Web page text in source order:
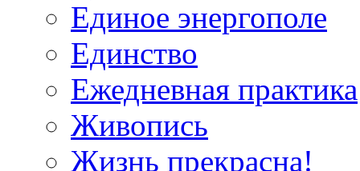
Единое энергополе
Единство
Ежедневная практика
Живопись
Жизнь прекрасна!